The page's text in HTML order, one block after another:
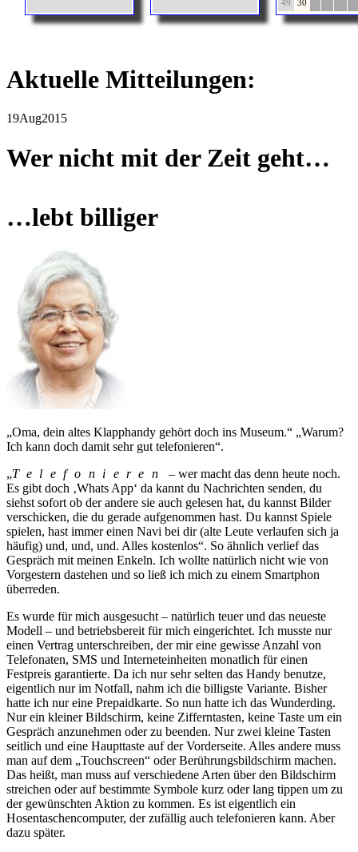
49 30
Aktuelle Mitteilungen:
19Aug2015
Wer nicht mit der Zeit geht…
…lebt billiger
„Oma, dein altes Klapphandy gehört doch ins Museum.“
Warum?
Ich kann doch damit sehr gut telefonieren .
Telefonieren
– wer macht das denn heute noch.
Es gibt doch Whats App da kannt du Nachrichten senden, du
siehst sofort ob der andere sie auch gelesen hat, du kannst Bilder
verschicken, die du gerade aufgenommen hast. Du kannst Spiele
spielen, hast immer einen Navi bei dir (alte Leute verlaufen sich ja
häufig) und, und, und. Alles kostenlos . So ähnlich verlief das
Gespräch mit meinen Enkeln. Ich wollte natürlich nicht wie von
Vorgestern dastehen und so ließ ich mich zu einem Smartphon
überreden.
Es wurde für mich ausgesucht – natürlich teuer und das neueste
Modell – und betriebsbereit für mich eingerichtet. Ich musste nur
einen Vertrag unterschreiben, der mir eine gewisse Anzahl von
Telefonaten, SMS und Interneteinheiten monatlich für einen
Festpreis garantierte. Da ich nur sehr selten das Handy benutze,
eigentlich nur im Notfall, nahm ich die billigste Variante. Bisher
hatte ich nur eine Prepaidkarte. So nun hatte ich das Wunderding.
Nur ein kleiner Bildschirm, keine Zifferntasten, keine Taste um ein
Gespräch anzunehmen oder zu beenden. Nur zwei kleine Tasten
seitlich und eine Haupttaste auf der Vorderseite. Alles andere muss
man auf dem
Touchscreen
oder Berührungsbildschirm machen.
Das heißt, man muss auf verschiedene Arten über den Bildschirm
streichen oder auf bestimmte Symbole kurz oder lang tippen um zu
der gewünschten Aktion zu kommen. Es ist eigentlich ein
Hosentaschencomputer, der zufällig auch telefonieren kann. Aber
dazu später.